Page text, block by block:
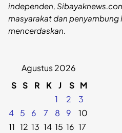
independen,
masyarakat dan
mencerdaskan.
Agustus 2026
S S R K J S M
1
2
3
4
5 6 7 8 9
10
11 12 13 14 15 16 17